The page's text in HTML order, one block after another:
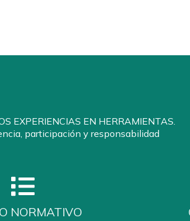
EXPERIENCIAS EN HERRAMIENTAS.
participación y responsabilidad
NORMATIVO